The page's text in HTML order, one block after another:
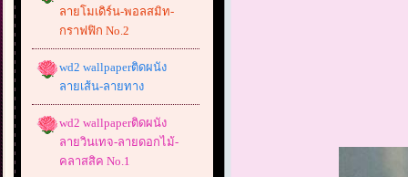
ลายโมเดิร์น-พอลสมิท-
กราฟฟิก No.2
wd2 wallpaperติดผนัง
ลายเส้น-ลายทาง
wd2 wallpaperติดผนัง
ลายวินเทจ-ลายดอกไม้-
คลาสสิค No.1